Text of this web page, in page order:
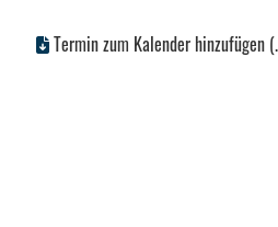
Termin zum Kalender hinzufügen